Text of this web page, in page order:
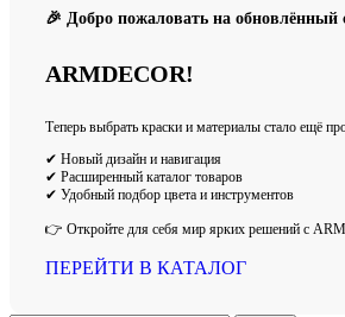
🎉 Добро пожаловать на обновлённый
ARMDECOR!
Теперь выбрать краски и материалы стало ещё
✔ Новый дизайн и навигация
✔ Расширенный каталог товаров
✔ Удобный подбор цвета и инструментов
👉 Откройте для себя мир ярких решений с
ПЕРЕЙТИ В КАТАЛОГ